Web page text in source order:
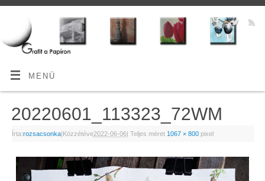
MENÜ
20220601_113323_72WM
Írta:rozsacsonka|Közzétéve2022-06-06| Teljes méret 1067 × 800pixel